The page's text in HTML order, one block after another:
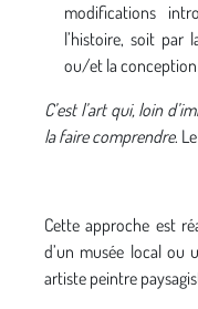
modifications
l’histoire, soit par
ou/et la
C’est l’art qui, loin
la faire comprendre.
Cette approche est
d’un musée local ou
artiste peintre